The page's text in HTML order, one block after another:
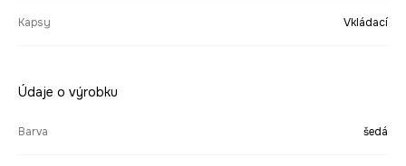
Kapsy Vkládací
Údaje o výrobku
Barva šedá